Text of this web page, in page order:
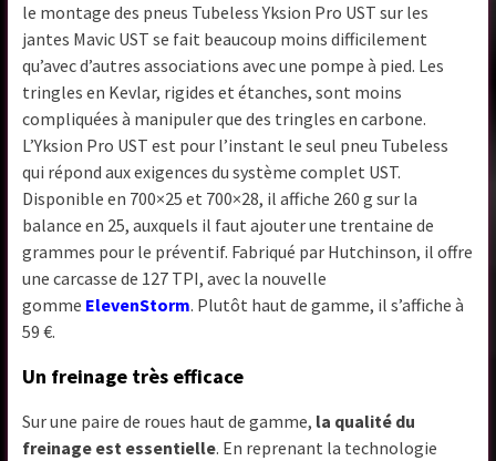
le montage des pneus Tubeless Yksion Pro UST sur les
jantes Mavic UST se fait beaucoup moins difficilement
qu’avec d’autres associations avec une pompe à pied. Les
tringles en Kevlar, rigides et étanches, sont moins
compliquées à manipuler que des tringles en carbone.
L’Yksion Pro UST est pour l’instant le seul pneu Tubeless
qui répond aux exigences du système complet UST.
Disponible en 700×25 et 700×28, il affiche 260 g sur la
balance en 25, auxquels il faut ajouter une trentaine de
grammes pour le préventif. Fabriqué par Hutchinson, il offre
une carcasse de 127 TPI, avec la nouvelle
gomme ElevenStorm. Plutôt haut de gamme, il s’affiche à
59 €.
Un freinage très efficace
Sur une paire de roues haut de gamme, la qualité du
freinage est essentielle. En reprenant la technologie